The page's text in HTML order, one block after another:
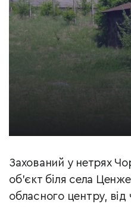
Захований у нетрях
об’єкт біля села
обласного центру, від